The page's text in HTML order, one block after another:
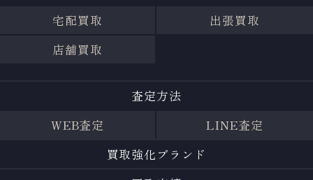
宅配買取
出張買取
店舗買取
査定方法
WEB査定
LINE査定
買取強化ブランド